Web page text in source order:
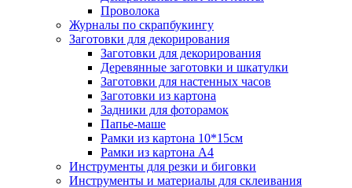
Проволока
Журналы по скрапбукингу
Заготовки для декорирования
Заготовки для декорирования
Деревянные заготовки и шкатулки
Заготовки для настенных часов
Заготовки из картона
Задники для фоторамок
Папье-маше
Рамки из картона 10*15см
Рамки из картона А4
Инструменты для резки и биговки
Инструменты и материалы для склеивания